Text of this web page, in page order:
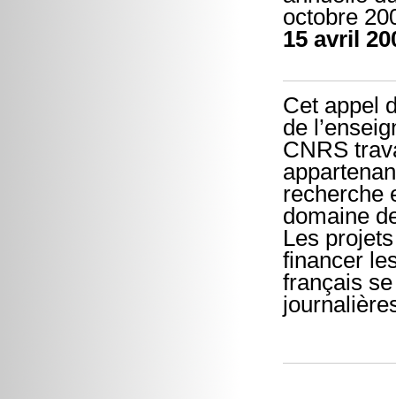
octobre
15 avril
Cet appel
de
CNRS
recherche
domaine
Les
financer
français